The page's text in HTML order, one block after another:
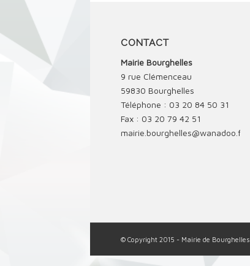
CONTACT
Mairie Bourghelles
9 rue Clémenceau
59830 Bourghelles
Téléphone : 03 20 84 50 31
Fax : 03 20 79 42 51
mairie.bourghelles@wanadoo.fr
© Copyright 2015 - Mairie de Bourghelles